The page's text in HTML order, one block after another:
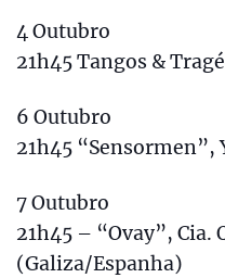
4 Outubro
21h45 Tangos &
6 Outubro
21h45 “Sensormen”,
7 Outubro
21h45 – “Ovay”, Cia.
(Galiza/Espanha)